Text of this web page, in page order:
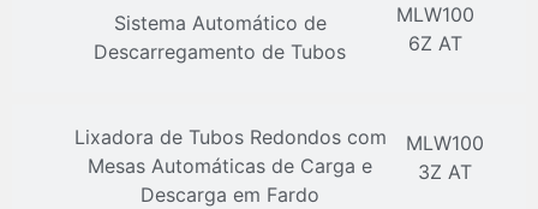
Sistema Automático de
Descarregamento de Tubos
MLW100
6Z AT
Lixadora de Tubos Redondos com
Mesas Automáticas de Carga e
Descarga em Fardo
MLW100
3Z AT